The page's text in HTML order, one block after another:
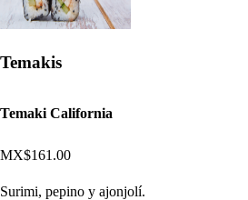
Temakis
Temaki California
MX$161.00
Surimi, pepino y ajonjolí.